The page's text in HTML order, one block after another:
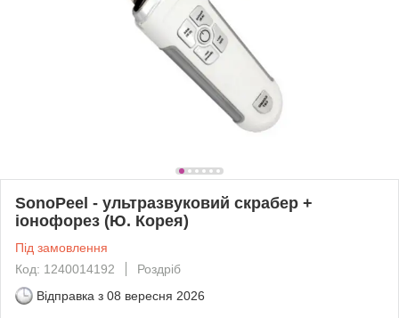
SonoPeel - ультразвуковий скрабер +
іонофорез (Ю. Корея)
Під замовлення
Код: 1240014192
Роздріб
Відправка з 08 вересня 2026